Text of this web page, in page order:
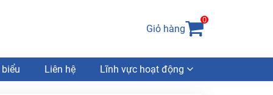
Giỏ hàng
0
Liên hệ Lĩnh vực hoạt động